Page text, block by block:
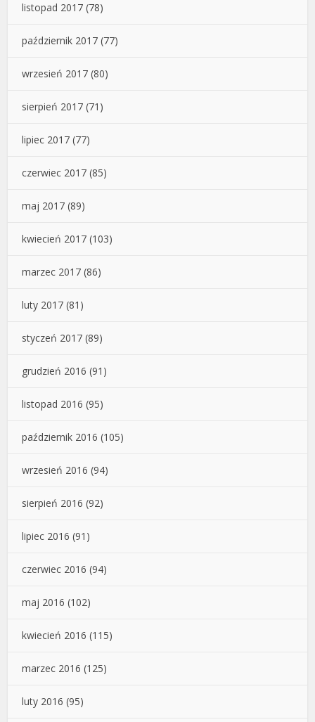
listopad 2017 (78)
październik 2017 (77)
wrzesień 2017 (80)
sierpień 2017 (71)
lipiec 2017 (77)
czerwiec 2017 (85)
maj 2017 (89)
kwiecień 2017 (103)
marzec 2017 (86)
luty 2017 (81)
styczeń 2017 (89)
grudzień 2016 (91)
listopad 2016 (95)
październik 2016 (105)
wrzesień 2016 (94)
sierpień 2016 (92)
lipiec 2016 (91)
czerwiec 2016 (94)
maj 2016 (102)
kwiecień 2016 (115)
marzec 2016 (125)
luty 2016 (95)